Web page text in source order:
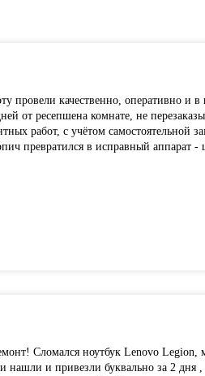
провели качественно, оперативно и
от ресепшена комнате, не
работ, с учётом самостоятельной
превратился в исправный аппарат -
Сломался ноутбук Lenovo
нашли и привезли буквально за 2